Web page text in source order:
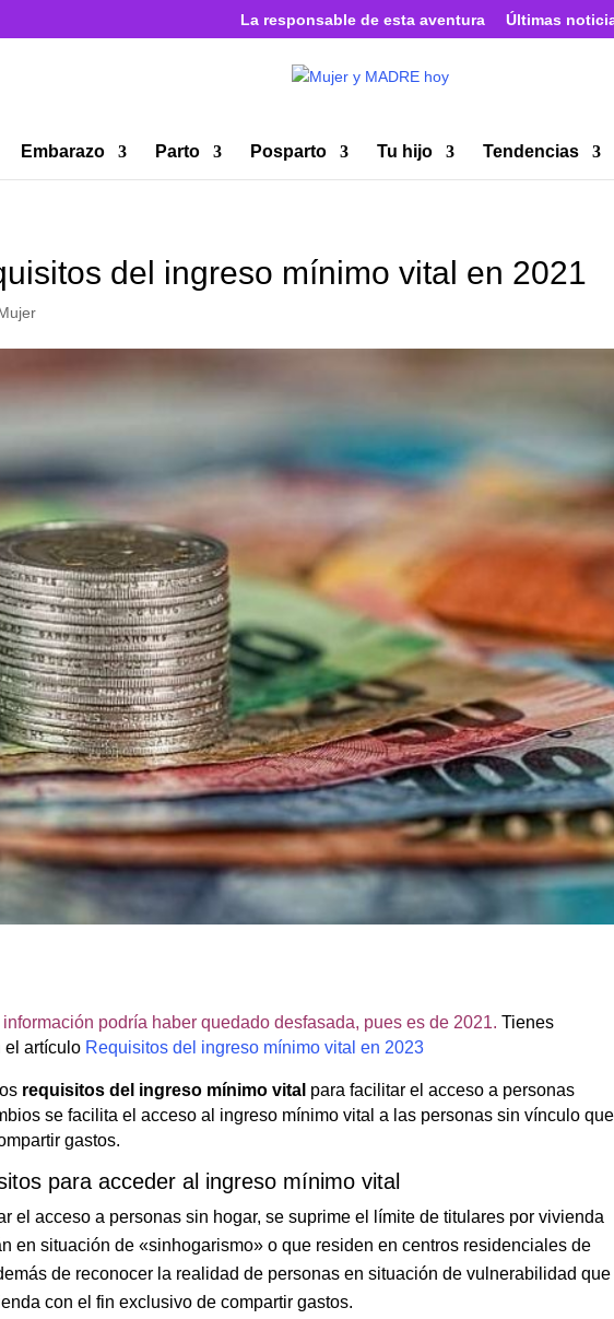
La responsable de esta aventura Últimas
Embarazo Parto Posparto Tu hijo Tendencias
del ingreso mínimo vital en 2021
podría haber quedado desfasada, pues es de 2021. Tienes
el artículo Requisitos del ingreso mínimo vital en 2023
requisitos del ingreso mínimo vital para facilitar el acceso a personas
se facilita el acceso al ingreso mínimo vital a las personas sin vínculo que
gastos.
para acceder al ingreso mínimo vital
el acceso a personas sin hogar, se suprime el límite de titulares por vivienda
en situación de «sinhogarismo» o que residen en centros residenciales de
de reconocer la realidad de personas en situación de vulnerabilidad que
con el fin exclusivo de compartir gastos.